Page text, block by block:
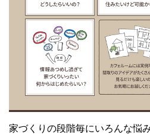
家づくりの段階毎にいろんな悩